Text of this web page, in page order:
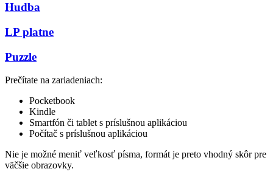
Hudba
LP platne
Puzzle
Prečítate na zariadeniach:
Pocketbook
Kindle
Smartfón či tablet s príslušnou aplikáciou
Počítač s príslušnou aplikáciou
Nie je možné meniť veľkosť písma, formát je preto vhodný skôr pre
väčšie obrazovky.